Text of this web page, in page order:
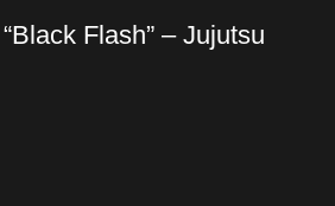
Flash” – Jujutsu